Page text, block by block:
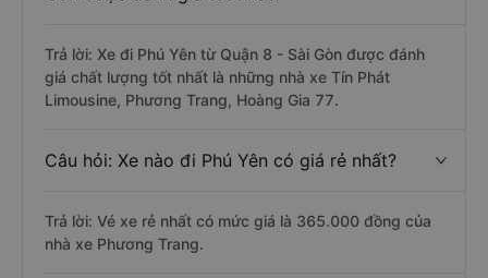
Trả lời: Xe đi Phú Yên từ Quận 8 - Sài Gòn được đánh
giá chất lượng tốt nhất là những nhà xe Tín Phát
Limousine, Phương Trang, Hoàng Gia 77.
Câu hỏi: Xe nào đi Phú Yên có giá rẻ nhất?
Trả lời: Vé xe rẻ nhất có mức giá là 365.000 đồng của
nhà xe Phương Trang.